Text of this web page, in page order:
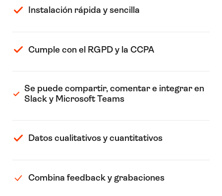
Instalación rápida y sencilla
Cumple con el RGPD y la CCPA
Se puede compartir, comentar e integrar en
Slack y Microsoft Teams
Datos cualitativos y cuantitativos
Combina feedback y grabaciones